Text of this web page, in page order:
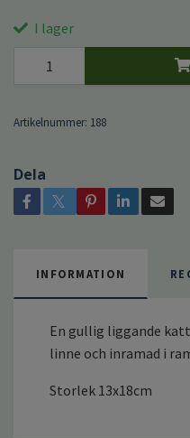
I lager
Artikelnummer: 188
Dela
INFORMATION
En gullig liggande
linne och inramad i
Storlek 13x18cm